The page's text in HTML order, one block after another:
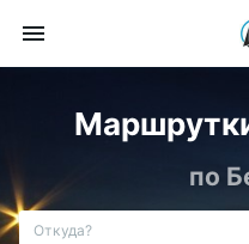
по
Откуда?